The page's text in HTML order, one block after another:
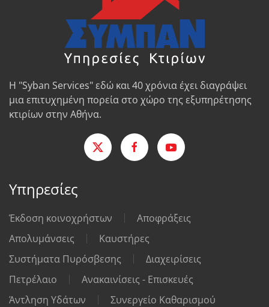
Η "Syban Services" εδώ και 40 χρόνια έχει διαγράψει
μια επιτυχημένη πορεία στο χώρο της εξυπηρέτησης
κτιρίων στην Αθήνα.
Υπηρεσίες
Έκδοση κοινοχρήστων
Αποφράξεις
Απολυμάνσεις
Καυστήρες
Συστήματα Πυρόσβεσης
Διαχειρίσεις
Πετρέλαιο
Ανακαινίσεις - Επισκευές
Άντληση Υδάτων
Συνεργείο Καθαρισμού